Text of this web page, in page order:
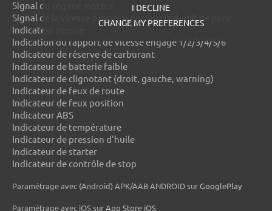
I DECLINE
CHANGE MY PREFERENCES
Signal du régime moteur
Signal de la vitesse depuis le capteur inductif de pont
Indicateur neutre
Indication du rapport de vitesse engagé 1/2/3/4/5/6
Indicateur de réserve de carburant
Indicateur de batterie faible
Indicateur de clignotant (droit, gauche, warning)
Indicateur de feux de route
Indicateur de feux position
Indicateur ABS
Indicateur de température
Indicateur de pression d'huile
Indicateur de starter
Indicateur de contrôle de stop
Paramétrage avec (Android) APK/AAB ANDROID sur GooglePlay
Paramétrage avec iOS sur App Store iOS